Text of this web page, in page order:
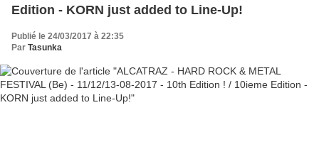
Edition - KORN just added to Line-Up!
Publié le 24/03/2017 à 22:35
Par Tasunka